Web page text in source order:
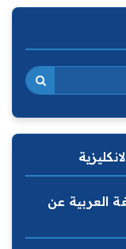
العربية عن